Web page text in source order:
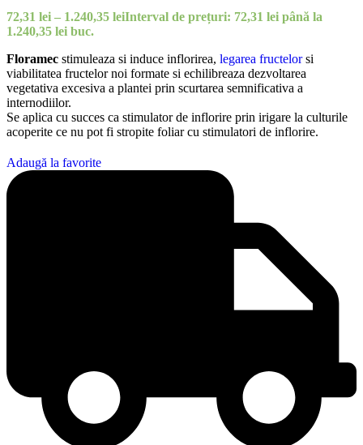
72,31 lei – 1.240,35 leiInterval de prețuri: 72,31 lei până la
1.240,35 lei buc.
Floramec stimuleaza si induce inflorirea, legarea fructelorsi
viabilitatea fructelor noi formate si echilibreaza dezvoltarea
vegetativa excesiva a plantei prin scurtarea semnificativa a
internodiilor.
Se aplica cu succes ca stimulator de inflorire prin irigare la culturile
acoperite ce nu pot fi stropite foliar cu stimulatori de inflorire.
Adaugă la favorite